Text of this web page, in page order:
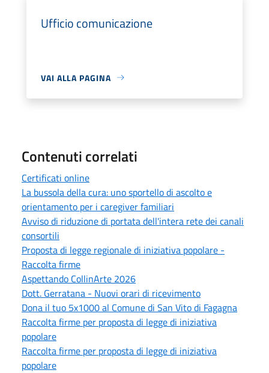
Ufficio comunicazione
VAI ALLA PAGINA
Contenuti correlati
Certificati online
La bussola della cura: uno sportello di ascolto e
orientamento per i caregiver familiari
Avviso di riduzione di portata dell'intera rete dei canali
consortili
Proposta di legge regionale di iniziativa popolare -
Raccolta firme
Aspettando CollinArte 2026
Dott. Gerratana - Nuovi orari di ricevimento
Dona il tuo 5x1000 al Comune di San Vito di Fagagna
Raccolta firme per proposta di legge di iniziativa
popolare
Raccolta firme per proposta di legge di iniziativa
popolare